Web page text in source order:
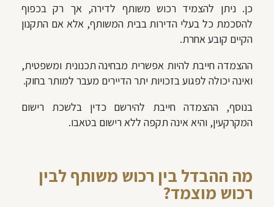
כן. ניתן להצמיד רכוש משותף לדירה, אך רק בכפוף
להסכמת כל בעלי הדירות בבית המשותף, אלא אם התקנון
הקיים קובע אחרת.
ההצמדה חייבת להיות אפשרית מבחינה תכנונית ומשפטית,
ואינה יכולה לפגוע בזכויות יתר הדיירים מעבר למותר בחוק.
בנוסף, ההצמדה חייבת להירשם כדין בלשכת רישום
המקרקעין, והיא אינה תקפה ללא רישום בטאבו.
מה ההבדל בין רכוש משותף לבין
רכוש מוצמד?